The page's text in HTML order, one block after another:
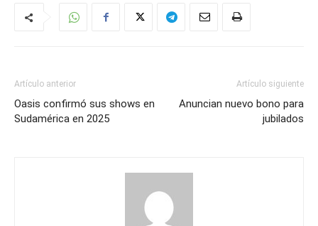
Artículo anterior
Oasis confirmó sus shows en
Sudamérica en 2025
Artículo siguiente
Anuncian nuevo bono para
jubilados